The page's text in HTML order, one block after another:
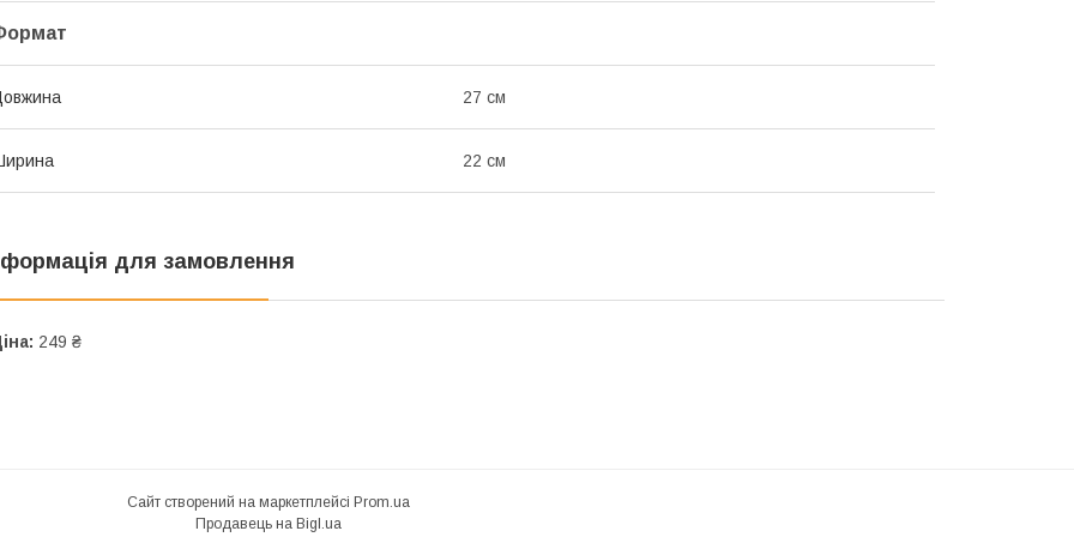
27 см
22 см
для замовлення
249 ₴
Сайт створений на маркетплейсі Prom.ua
Продавець на Bigl.ua